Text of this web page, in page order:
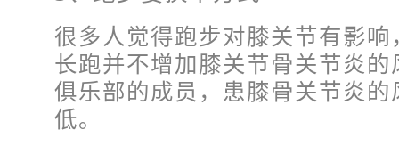
很多人觉得跑步对膝关节有影
长跑并不增加膝关节骨关节炎
俱乐部的成员，患膝骨关节炎
低。